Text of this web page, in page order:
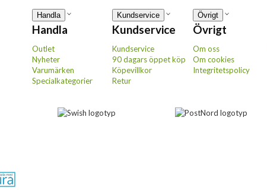
Handla
Handla
Outlet
Nyheter
Varumärken
Specialkategorier
Kundservice
Kundservice
Kundservice
90 dagars öppet köp
Köpevillkor
Retur
Övrigt
Övrigt
Om oss
Om cookies
Integritetspolicy